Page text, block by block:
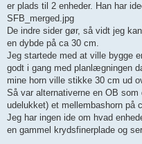
æ
g
er plads til 2 enheder. Han har
SFB_merged.jpg
De indre sider gør, så vidt jeg
en dybde på ca 30 cm.
Jeg startede med at ville bygge
godt i gang med planlægningen
mine horn ville stikke 30 cm ud
Så var alternativerne en OB
udelukket) et mellembashorn på
Jeg har ingen ide om hvad
en gammel krydsfinerplade og